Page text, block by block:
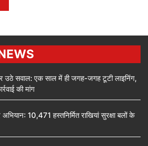
उठे सवाल: एक साल में ही जगह-जगह टूटी लाइनिंग,
की मांग
10,471 हस्तनिर्मित राखियां सुरक्षा बलों के